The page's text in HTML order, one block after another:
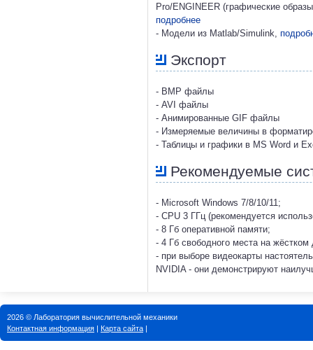
Pro/ENGINEER (графические
подробнее
- Модели из Matlab/Simulink,
Экспорт
- BMP файлы
- AVI файлы
- Анимированные GIF файлы
- Измеряемые величины в
- Таблицы и графики в MS Word и
Рекомендуемые
- Microsoft Windows 7/8/10/11;
- CPU 3 ГГц (рекомендуется
- 8 Гб оперативной памяти;
- 4 Гб свободного места на жёстком
- при выборе видеокарты
NVIDIA - они демонстрируют
2026 © Лаборатория вычислительной механики
Контактная информация
Карта сайта